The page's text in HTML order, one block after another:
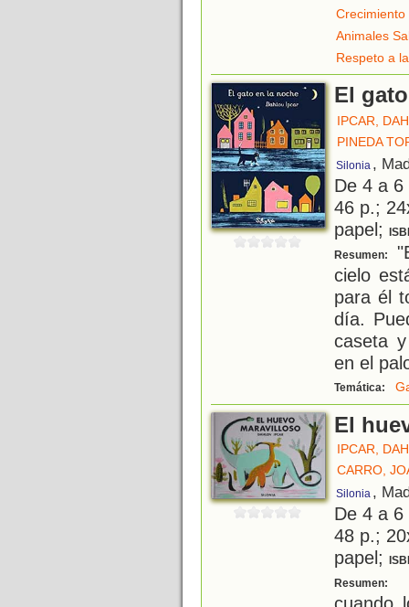
Crecimiento
Animales
Respeto a
El
IPCAR,
PINEDA
Silonia ,
De 4 a
46 p.;
papel;
Resumen:
cielo
para él
día.
caseta
en el
Temática:
El
IPCAR,
CARRO,
Silonia ,
De 4 a
48 p.;
papel;
Resumen: